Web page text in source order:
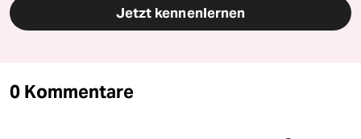
Jetzt kennenlernen
0 Kommentare